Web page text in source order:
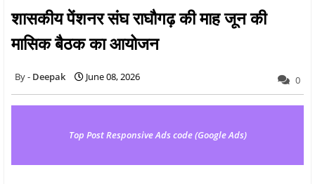
शासकीय पेंशनर संघ राघौगढ़ की माह जून की
मासिक बैठक का आयोजन
Deepak June 08, 2026 0
Top Post Responsive Ads code (Google Ads)